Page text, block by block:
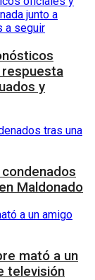
respuesta
y
Maldonado
mató a un
televisión